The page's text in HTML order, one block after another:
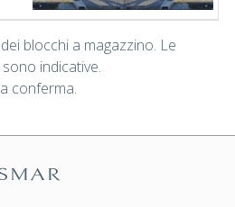
blocchi a magazzino. Le
indicative.
conferma.